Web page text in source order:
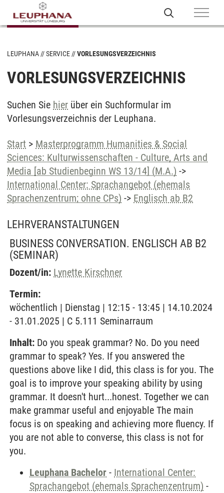
LEUPHANA SERVICE VORLESUNGSVERZEICHNIS
VORLESUNGSVERZEICHNIS
Suchen Sie hier über ein Suchformular im
Vorlesungsverzeichnis der Leuphana.
Start > Masterprogramm Humanities & Social
Sciences: Kulturwissenschaften - Culture, Arts and
Media [ab Studienbeginn WS 13/14] (M.A.) ->
International Center: Sprachangebot (ehemals
Sprachenzentrum; ohne CPs) -> Englisch ab B2
LEHRVERANSTALTUNGEN
BUSINESS CONVERSATION. ENGLISCH AB B2
(SEMINAR)
Dozent/in: Lynette Kirschner
Termin:
wöchentlich | Dienstag | 12:15 - 13:45 | 14.10.2024
- 31.01.2025 | C 5.111 Seminarraum
Inhalt: Do you speak grammar? No. Do you need
grammar to speak? Yes. If you answered the
questions above like I did, this class is for you. The
goal is to improve your speaking ability by using
grammar. It doesn't hurt...honest. Together we can
make grammar useful and enjoyable The main
focus is on speaking and achieving more fluency. If
you are not able to converse, this class is not for
you.
Leuphana Bachelor - International Center:
Sprachangebot (ehemals Sprachenzentrum) -